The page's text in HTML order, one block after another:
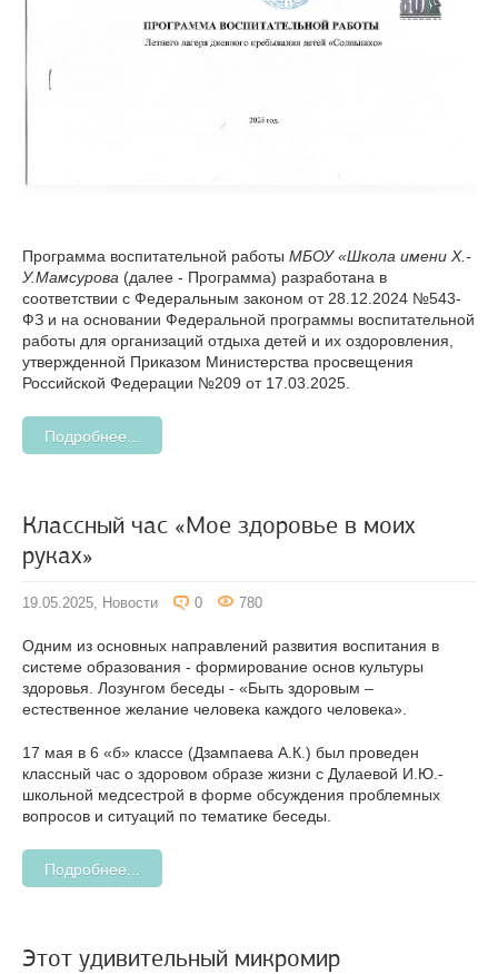
Программа воспитательной работы МБОУ «Школа имени Х.-
У.Мамсурова (далее - Программа) разработана в
соответствии с Федеральным законом от 28.12.2024 №543-
ФЗ и на основании Федеральной программы воспитательной
работы для организаций отдыха детей и их оздоровления,
утвержденной Приказом Министерства просвещения
Российской Федерации №209 от 17.03.2025.
Подробнее...
Классный час «Мое здоровье в моих
руках»
19.05.2025, Новости 0 780
Одним из основных направлений развития воспитания в
системе образования - формирование основ культуры
здоровья. Лозунгом беседы - «Быть здоровым –
естественное желание человека каждого человека».
17 мая в 6 «б» классе (Дзампаева А.К.) был проведен
классный час о здоровом образе жизни с Дулаевой И.Ю.-
школьной медсестрой в форме обсуждения проблемных
вопросов и ситуаций по тематике беседы.
Подробнее...
Этот удивительный микромир